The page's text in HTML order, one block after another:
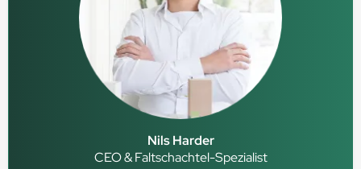
Nils Harder
CEO & Faltschachtel-Spezialist